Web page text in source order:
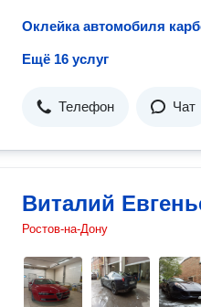
Ещё 16 услуг
Телефон Чат
Виталий
Ростов-на-Дону